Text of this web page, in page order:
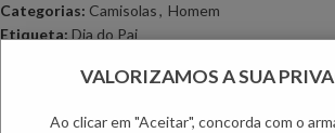
Categorias: Camisolas, Homem
Etiqueta: Dia do Pai
PRODUTOS RELACIONADOS:
VALORIZAMOS A SUA
Ao clicar em "Aceitar", concorda com o